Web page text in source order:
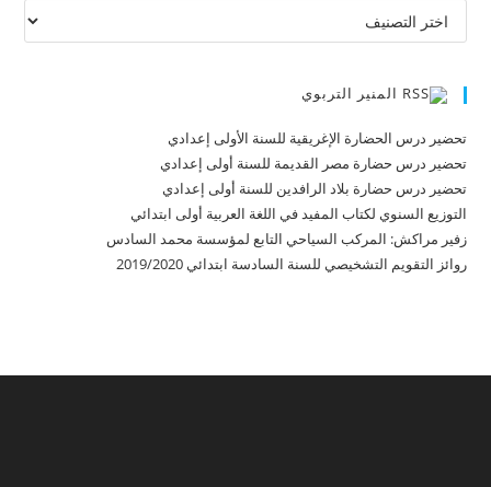
تصنيفات
المنير التربوي
تحضير درس الحضارة الإغريقية للسنة الأولى إعدادي
تحضير درس حضارة مصر القديمة للسنة أولى إعدادي
تحضير درس حضارة بلاد الرافدين للسنة أولى إعدادي
التوزيع السنوي لكتاب المفيد في اللغة العربية أولى ابتدائي
زفير مراكش: المركب السياحي التابع لمؤسسة محمد السادس
روائز التقويم التشخيصي للسنة السادسة ابتدائي 2019/2020